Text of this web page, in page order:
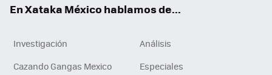
En Xataka México hablamos de...
Investigación
Análisis
Cazando Gangas Mexico
Especiales